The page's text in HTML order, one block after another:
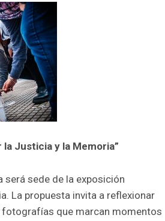
Justicia y la Memoria”
será sede de la exposición
La propuesta invita a reflexionar
fotografías que marcan momentos